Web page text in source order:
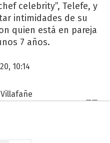
celebrity”, Telefe, y
intimidades de su
quien está en pareja
7 años.
10:14